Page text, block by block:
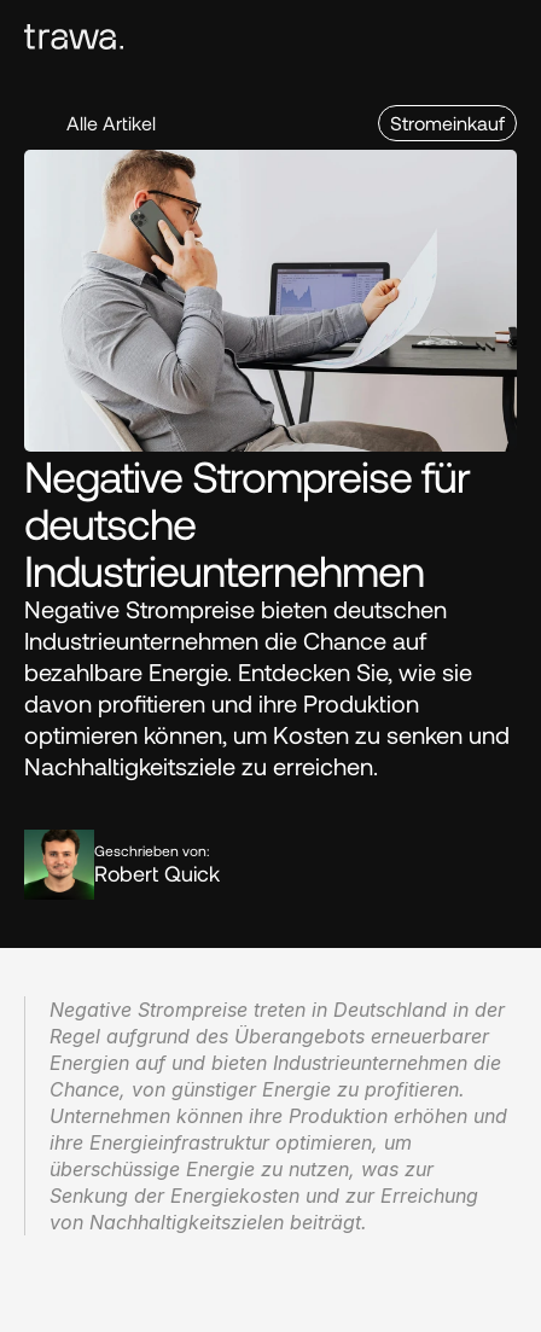
Alle Artikel Stromeinkauf
Negative Strompreise für
deutsche
Industrieunternehmen
Negative Strompreise bieten deutschen
Industrieunternehmen die Chance auf
bezahlbare Energie. Entdecken Sie, wie sie
davon profitieren und ihre Produktion
optimieren können, um Kosten zu senken und
Nachhaltigkeitsziele zu erreichen.
Geschrieben von:
Robert Quick
Negative Strompreise treten in Deutschland in der
Regel aufgrund des Überangebots erneuerbarer
Energien auf und bieten Industrieunternehmen die
Chance, von günstiger Energie zu profitieren.
Unternehmen können ihre Produktion erhöhen und
ihre Energieinfrastruktur optimieren, um
überschüssige Energie zu nutzen, was zur
Senkung der Energiekosten und zur Erreichung
von Nachhaltigkeitszielen beiträgt.